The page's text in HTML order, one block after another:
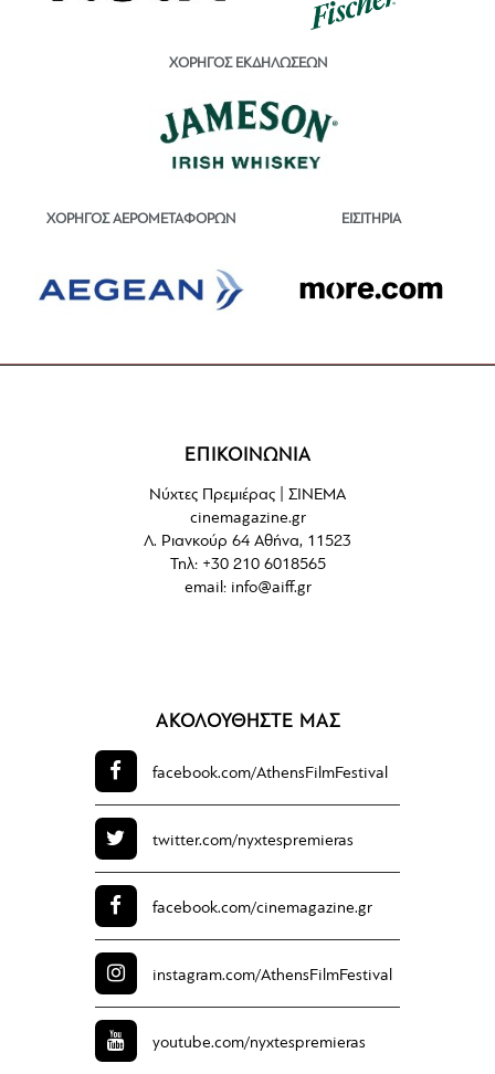
ΧΟΡΗΓΟΣ ΕΚΔΗΛΩΣΕΩΝ
ΧΟΡΗΓΟΣ ΑΕΡΟΜΕΤΑΦΟΡΩΝ ΕΙΣΙΤΗΡΙΑ
ΕΠΙΚΟΙΝΩΝΙΑ
Νύχτες Πρεμιέρας | ΣΙΝΕΜΑ
cinemagazine.gr
Λ. Ριανκούρ 64 Αθήνα, 11523
Τηλ: +30 210 6018565
email: info@aiff.gr
ΑΚΟΛΟΥΘΗΣΤΕ ΜΑΣ
facebook.com/AthensFilmFestival
twitter.com/nyxtespremieras
facebook.com/cinemagazine.gr
instagram.com/AthensFilmFestival
youtube.com/nyxtespremieras